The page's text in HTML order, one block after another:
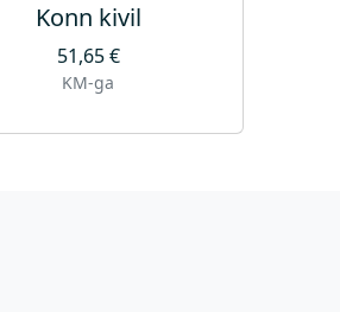
Konn kivil
51,65€
KM-ga